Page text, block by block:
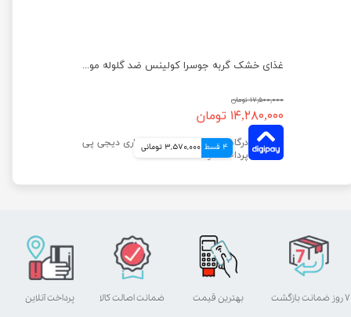
غذای خشک گربه جوسرا کولینس ضد گلوله مویی وزن 10 کیلوگرم
۱۷,۵۰۰,۰۰۰ تومان
۱۴,۲۸۰,۰۰۰ تومان
4 قسط 3,570,000 تومانی
بهترین قیمت پرداخت آنلاین ۷ روز ضمانت بازگشت ضمانت اصالت کالا